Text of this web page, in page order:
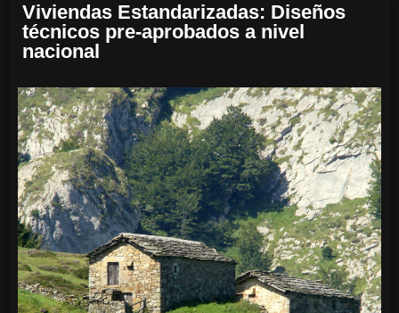
Viviendas Estandarizadas: Diseños
técnicos pre-aprobados a nivel
nacional